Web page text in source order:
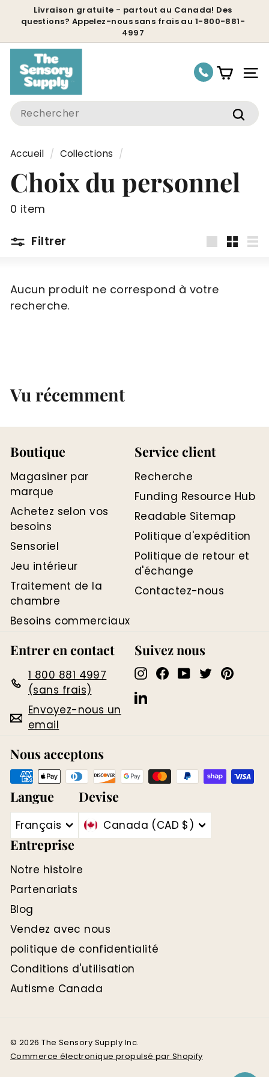
Passer
contenu
Diaporama
Pause
Livraison gratuite - partout au Canada! Des
questions? Appelez-nous sans frais au 1-800-881-
4997
Search
Accueil / Collections /
Choix du personnel
0 item
Filtrer
Aucun produit ne correspond à votre
recherche.
Vu récemment
Boutique
Magasiner par
marque
Achetez selon vos
besoins
Sensoriel
Jeu intérieur
Traitement de la
chambre
Besoins commerciaux
Service client
Recherche
Funding Resource Hub
Readable Sitemap
Politique d'expédition
Politique de retour et
d'échange
Contactez-nous
Entrer en contact
1 800 881 4997
(sans frais)
Envoyez-nous un
email
Suivez nous
Instagram
Facebook
YouTube
Twitter
LinkedIn
Nous acceptons
Langue
Français
Devise
Canada (CAD $)
Entreprise
Notre histoire
Partenariats
Blog
Vendez avec nous
politique de confidentialité
Conditions d'utilisation
Autisme Canada
© 2026 The Sensory Supply Inc.
Commerce électronique propulsé par Shopify